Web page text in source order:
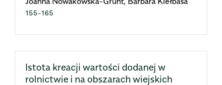
155-165
Istota kreacji wartości dodanej w
rolnictwie i na obszarach wiejskich